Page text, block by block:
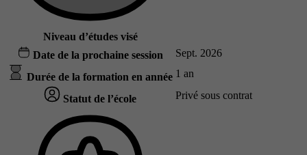
Niveau d’études visé
Date de la prochaine session Sept. 2026
Durée de la formation en année 1 an
Statut de l’école Privé sous contrat